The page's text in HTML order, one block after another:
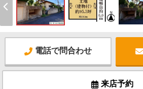
電話で問合わせ
来店予約